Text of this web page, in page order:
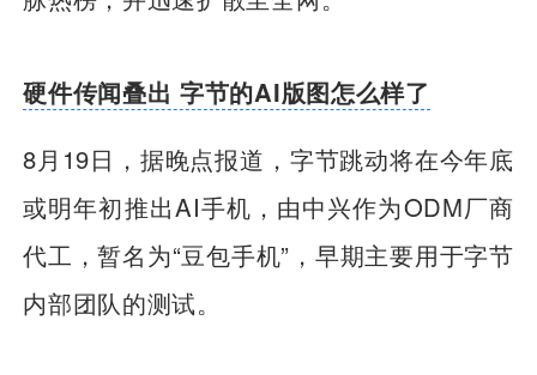
硬件传闻叠出 字节的AI版图怎么样了
8月19日，据晚点报道，字节跳动将在今年底
或明年初推出AI手机，由中兴作为ODM厂商
代工，暂名为“豆包手机”，早期主要用于字节
内部团队的测试。